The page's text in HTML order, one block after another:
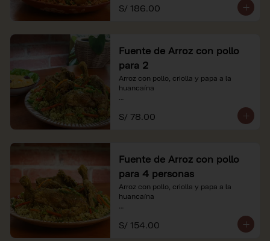
S/ 186.00
Fuente de Arroz con pollo
para 2
Arroz con pollo, criolla y papa a la
huancaína
*Nuestros precios están expresados en
soles e incluyen impuestos de ley y
S/ 78.00
Fuente de Arroz con pollo
para 4 personas
Arroz con pollo, criolla y papa a la
huancaína
*Nuestros precios están expresados en
soles e incluyen impuestos de ley y
S/ 154.00